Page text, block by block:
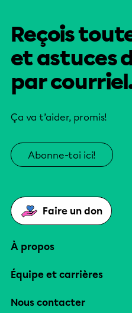
Reçois
et astuces
par
Ça va t’aider, promis!
Abonne-toi ici!
Faire un don
À propos
Équipe et carrières
Nous contacter